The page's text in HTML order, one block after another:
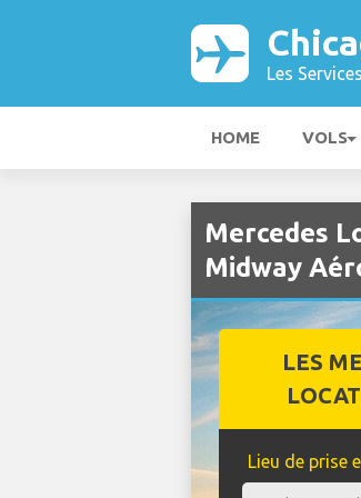
Les
HOME VOLS
Mercedes
Midway
LES
Lieu de prise